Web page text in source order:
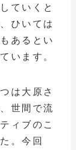
ていくと
ひいては
あるとい
います。
は大原さ
世間で流
ィブのこ
。今回